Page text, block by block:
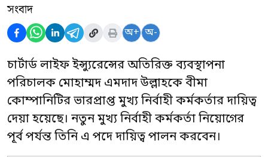
সংবাদ
অ+ অ-
চার্টার্ড লাইফ ইন্স্যুরেন্সের অতিরিক্ত ব্যবস্থাপনা
পরিচালক মোহাম্মদ এমদাদ উল্লাহকে বীমা
কোম্পানিটির ভারপ্রাপ্ত মুখ্য নির্বাহী কর্মকর্তার দায়িত্ব
দেয়া হয়েছে। নতুন মুখ্য নির্বাহী কর্মকর্তা নিয়োগের
পূর্ব পর্যন্ত তিনি এ পদে দায়িত্ব পালন করবেন।